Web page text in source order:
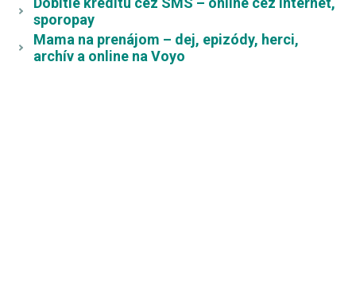
sporopay
Mama na prenájom – dej, epizódy, herci,
archív a online na Voyo